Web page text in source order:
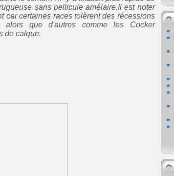
sans pellicule amélaire.Il est noter
car certaines races tolèrent des récessions
alors que d'autres comme les Cocker
de calque.